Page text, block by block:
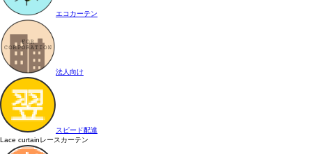
エコカーテン
法人向け
スピード配達
Lace curtainレースカーテン